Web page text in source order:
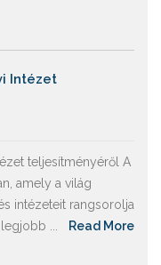
Intézet
teljesítményéről A
amely a világ
intézeteit rangsorolja
legjobb ...
Read More